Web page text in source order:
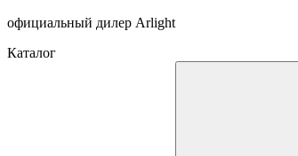
официальный дилер Arlight
Каталог